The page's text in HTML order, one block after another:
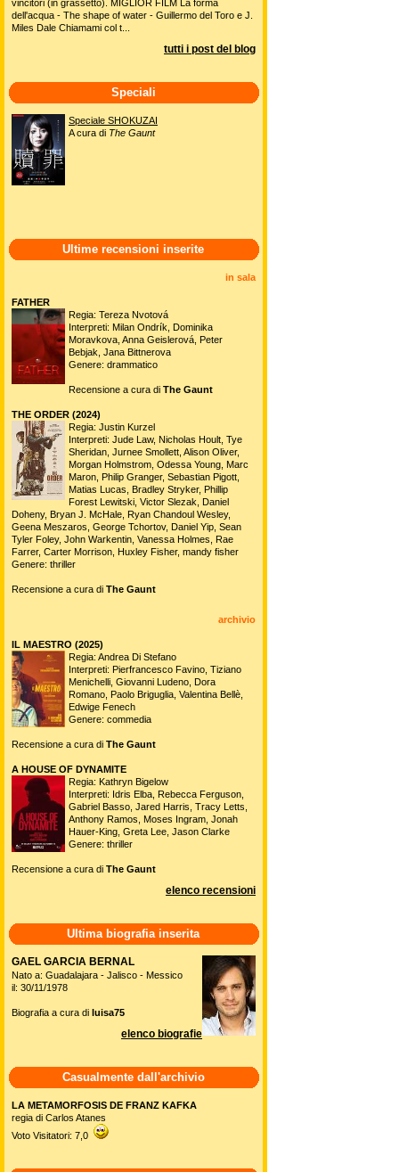
vincitori (in grassetto). MIGLIOR FILM La forma
dell'acqua - The shape of water - Guillermo del Toro e J.
Miles Dale Chiamami col t...
tutti i post del blog
Speciali
Speciale SHOKUZAI
A cura di The Gaunt
Ultime recensioni inserite
in sala
FATHER
Regia: Tereza Nvotová
Interpreti: Milan Ondrík, Dominika
Moravkova, Anna Geislerová, Peter
Bebjak, Jana Bittnerova
Genere: drammatico
Recensione a cura di The Gaunt
THE ORDER (2024)
Regia: Justin Kurzel
Interpreti: Jude Law, Nicholas Hoult, Tye
Sheridan, Jurnee Smollett, Alison Oliver,
Morgan Holmstrom, Odessa Young, Marc
Maron, Philip Granger, Sebastian Pigott,
Matias Lucas, Bradley Stryker, Phillip
Forest Lewitski, Victor Slezak, Daniel
Doheny, Bryan J. McHale, Ryan Chandoul Wesley,
Geena Meszaros, George Tchortov, Daniel Yip, Sean
Tyler Foley, John Warkentin, Vanessa Holmes, Rae
Farrer, Carter Morrison, Huxley Fisher, mandy fisher
Genere: thriller
Recensione a cura di The Gaunt
archivio
IL MAESTRO (2025)
Regia: Andrea Di Stefano
Interpreti: Pierfrancesco Favino, Tiziano
Menichelli, Giovanni Ludeno, Dora
Romano, Paolo Briguglia, Valentina Bellè,
Edwige Fenech
Genere: commedia
Recensione a cura di The Gaunt
A HOUSE OF DYNAMITE
Regia: Kathryn Bigelow
Interpreti: Idris Elba, Rebecca Ferguson,
Gabriel Basso, Jared Harris, Tracy Letts,
Anthony Ramos, Moses Ingram, Jonah
Hauer-King, Greta Lee, Jason Clarke
Genere: thriller
Recensione a cura di The Gaunt
elenco recensioni
Ultima biografia inserita
GAEL GARCIA BERNAL
Nato a: Guadalajara - Jalisco - Messico
il: 30/11/1978
Biografia a cura di luisa75
elenco biografie
Casualmente dall'archivio
LA METAMORFOSIS DE FRANZ KAFKA
regia di Carlos Atanes
Voto Visitatori: 7,0